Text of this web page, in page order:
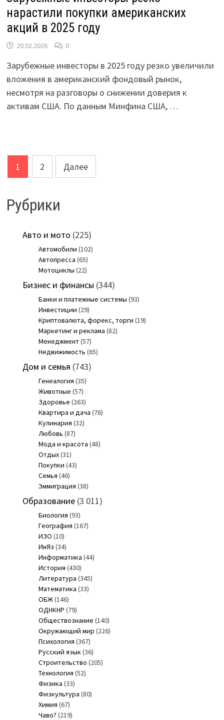
нарастили покупки американских
акций в 2025 году
20.02.2026 0
Зарубежные инвесторы в 2025 году резко увеличили
вложения в американский фондовый рынок,
несмотря на разговоры о снижении доверия к
активам США. По данным Минфина США, …
Пагинация
записей
1 2 Далее
Рубрики
Авто и мото (225)
Автомобили (102)
Автопресса (65)
Мотоциклы (22)
Бизнес и финансы (344)
Банки и платежные системы (93)
Инвестиции (29)
Криптовалюта, форекс, торги (19)
Маркетинг и реклама (82)
Менеджмент(57)
Недвижимость (65)
Дом и семья (743)
Генеалогия (35)
Животные (57)
Здоровье (263)
Квартира и дача (76)
Кулинария (32)
Любовь (87)
Мода и красота (48)
Отдых(31)
Покупки (43)
Семья (46)
Эммиграция (38)
Образование(3 011)
Биология (93)
География (167)
ИЗО (10)
ИнЯз (34)
Информатика (44)
История (430)
Литература (345)
Математика (33)
ОБЖ(146)
ОДНКНР (79)
Обществознание (140)
Окружающий мир (226)
Психология (367)
Русский язык (36)
Строительство (205)
Технология (52)
Физика (33)
Физкультура (80)
Химия (67)
Чаво? (219)